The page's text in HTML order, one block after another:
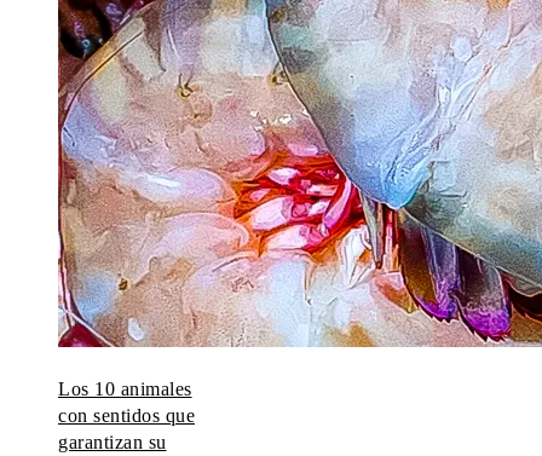
Los 10 animales
con sentidos que
garantizan su